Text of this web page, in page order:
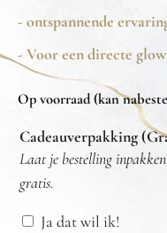
- ontspannende
- Voor een directe
Op voorraad (kan
Cadeauverpakking
Laat je bestelling
gratis.
Ja dat wil ik!